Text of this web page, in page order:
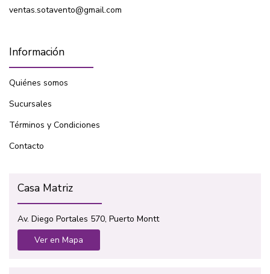
ventas.sotavento@gmail.com
Información
Quiénes somos
Sucursales
Términos y Condiciones
Contacto
Casa Matriz
Av. Diego Portales 570, Puerto Montt
Ver en Mapa